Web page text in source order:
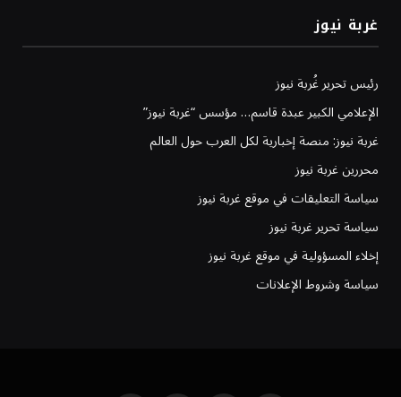
غربة نيوز
رئيس تحرير غُربة نيوز
الإعلامي الكبير عبدة قاسم… مؤسس “غربة نيوز”
غربة نيوز: منصة إخبارية لكل العرب حول العالم
محررين غربة نيوز
سياسة التعليقات في موقع غربة نيوز
سياسة تحرير غربة نيوز
إخلاء المسؤولية في موقع غربة نيوز
سياسة وشروط الإعلانات